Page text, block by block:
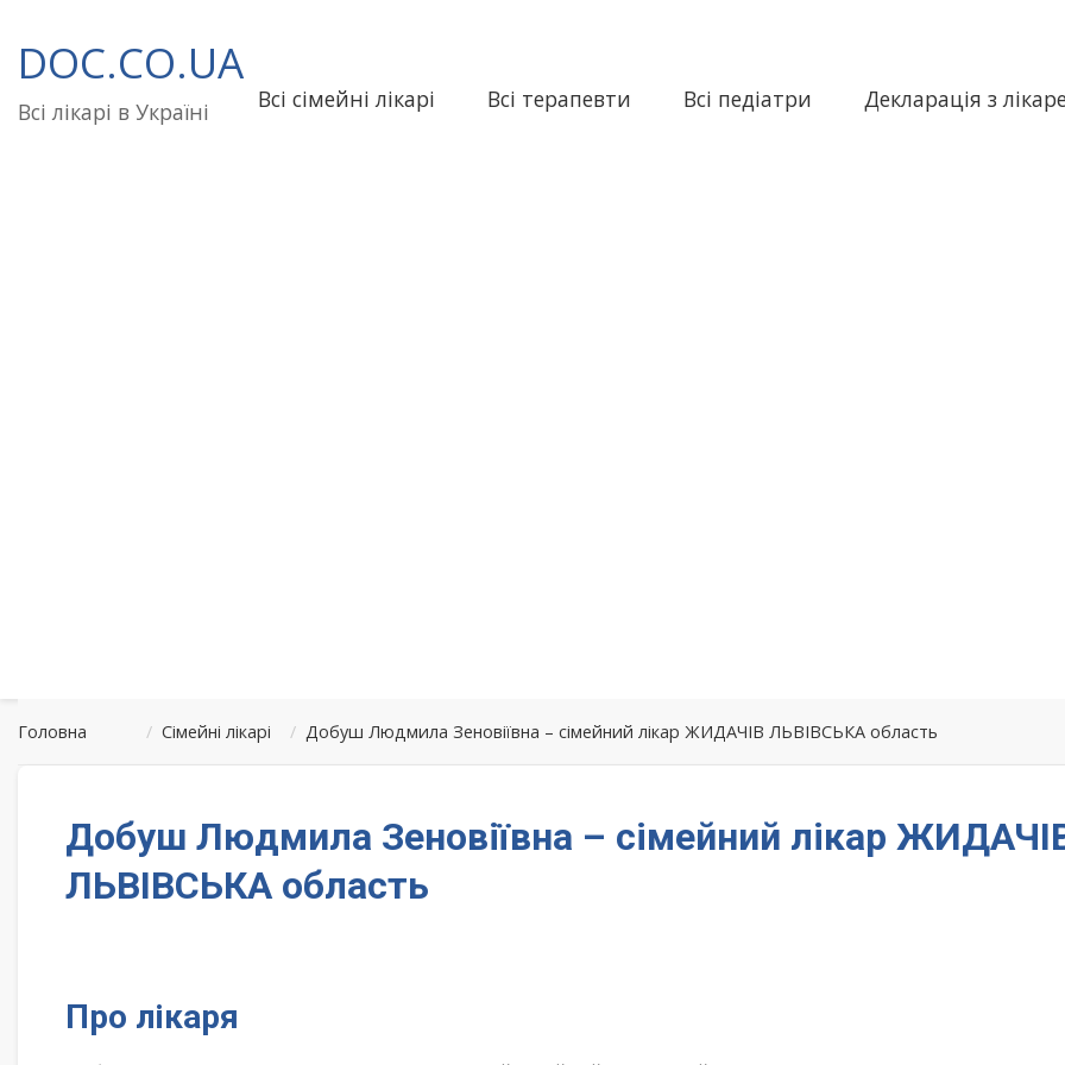
до
вмісту
DOC.CO.UA
Всі лікарі в Україні Всі сімейні лікарі Всі терапевти Всі педіатри Декларація з
Головна / Сімейні лікарі / Добуш Людмила Зеновіївна – сімейний лікар ЖИДАЧІВ ЛЬВІВСЬКА область
Добуш Людмила Зеновіївна – сімейний лікар
ЛЬВІВСЬКА область
Про лікаря